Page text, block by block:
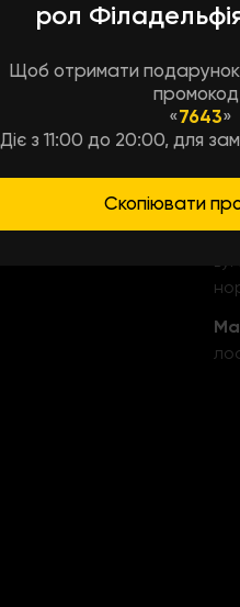
рол
Щоб отримати подарунок
промокод
«7643»
Діє з 11:00 до 20:00, для
Скопіювати